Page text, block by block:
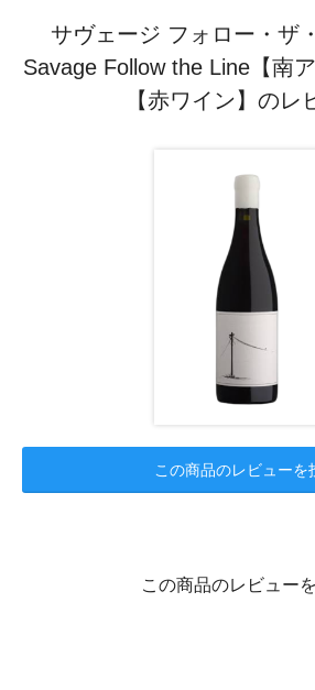
サヴェージ フォロー・ザ
Savage Follow the Line【南
【赤ワイン】のレ
この商品のレビューを
この商品のレビュー